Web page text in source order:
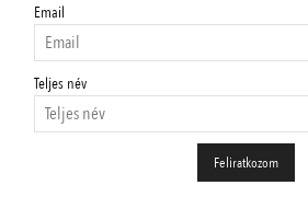
Email
Teljes név